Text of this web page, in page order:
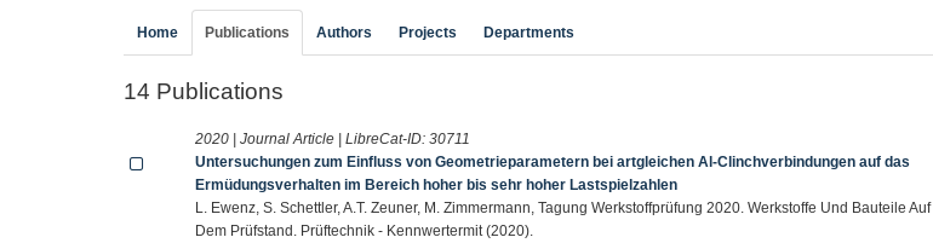
Home Publications Authors Projects Departments
14 Publications
2020 | Journal Article | LibreCat-ID:30711
Untersuchungen zum Einfluss von Geometrieparametern bei artgleichen Al-Clinchverbindungen auf das
Ermüdungsverhalten im Bereich hoher bis sehr hoher Lastspielzahlen
L. Ewenz, S. Schettler, A.T. Zeuner, M. Zimmermann, Tagung Werkstoffprüfung 2020. Werkstoffe Und Bauteile Auf
Dem Prüfstand. Prüftechnik - Kennwertermit (2020).